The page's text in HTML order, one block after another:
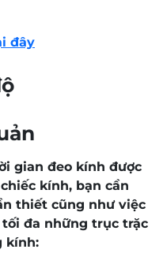
đây
gian đeo kính được
kính, bạn cần
thiết cũng như việc
đa những trục trặc
kính: